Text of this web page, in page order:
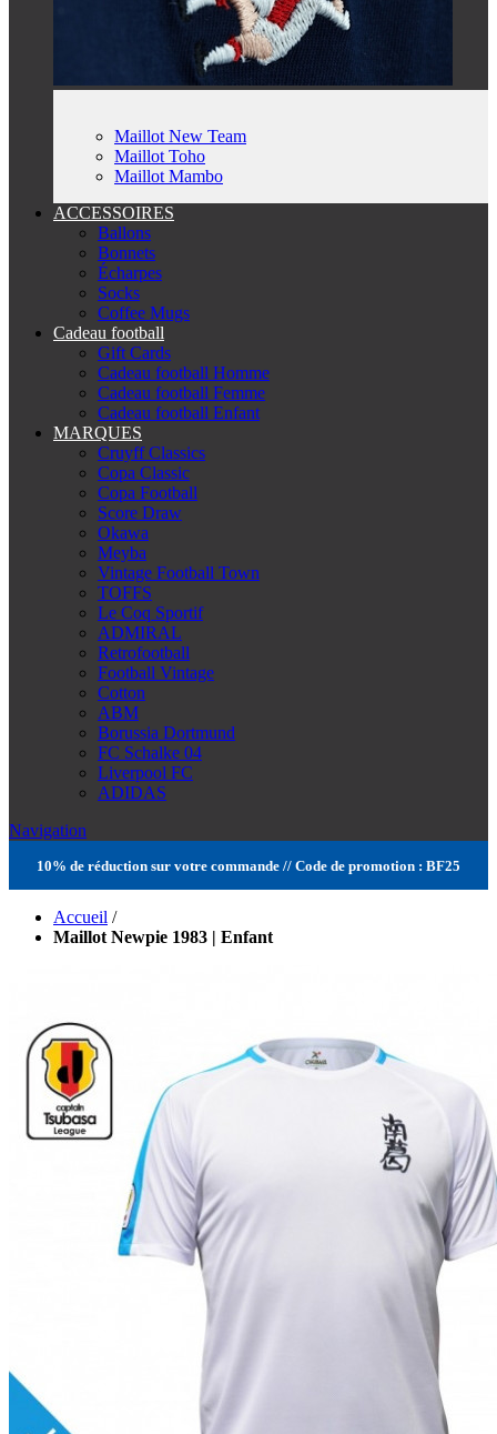
Maillot New Team
Maillot Toho
Maillot Mambo
ACCESSOIRES
Ballons
Bonnets
Écharpes
Socks
Coffee Mugs
Cadeau football
Gift Cards
Cadeau football Homme
Cadeau football Femme
Cadeau football Enfant
MARQUES
Cruyff Classics
Copa Classic
Copa Football
Score Draw
Okawa
Meyba
Vintage Football Town
TOFFS
Le Coq Sportif
ADMIRAL
Retrofootball
Football Vintage
Cotton
ABM
Borussia Dortmund
FC Schalke 04
Liverpool FC
ADIDAS
Navigation
10% de réduction sur votre commande // Code de promotion : BF25
Accueil /
Maillot Newpie 1983 | Enfant